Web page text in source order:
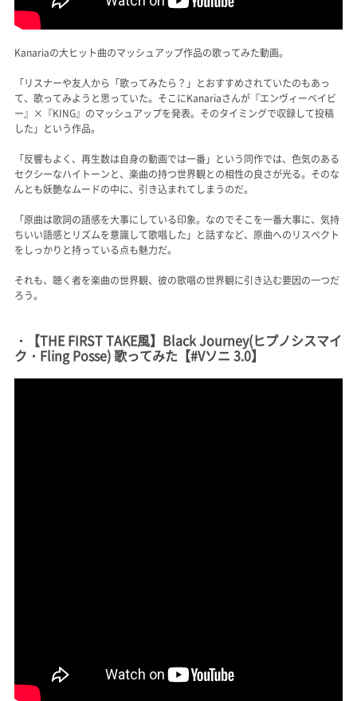
Kanariaの大ヒット曲のマッシュアップ作品の歌ってみた動画。
「リスナーや友人から「歌ってみたら？」とおすすめされていたのもあっ
て、歌ってみようと思っていた。そこにKanariaさんが『エンヴィーベイビ
ー』×『KING』のマッシュアップを発表。そのタイミングで収録して投稿
した」という作品。
「反響もよく、再生数は自身の動画では一番」という同作では、色気のある
セクシーなハイトーンと、楽曲の持つ世界観との相性の良さが光る。そのな
んとも妖艶なムードの中に、引き込まれてしまうのだ。
「原曲は歌詞の語感を大事にしている印象。なのでそこを一番大事に、気持
ちいい語感とリズムを意識して歌唱した」と話すなど、原曲へのリスペクト
をしっかりと持っている点も魅力だ。
それも、聴く者を楽曲の世界観、彼の歌唱の世界観に引き込む要因の一つだ
ろう。
・【THE FIRST TAKE風】Black Journey(ヒプノシスマイ
ク・Fling Posse) 歌ってみた【#Vソニ 3.0】